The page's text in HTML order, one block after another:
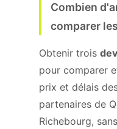
Combien
comparer
Obtenir trois
pour comparer
prix et délais
partenaires de
Richebourg,